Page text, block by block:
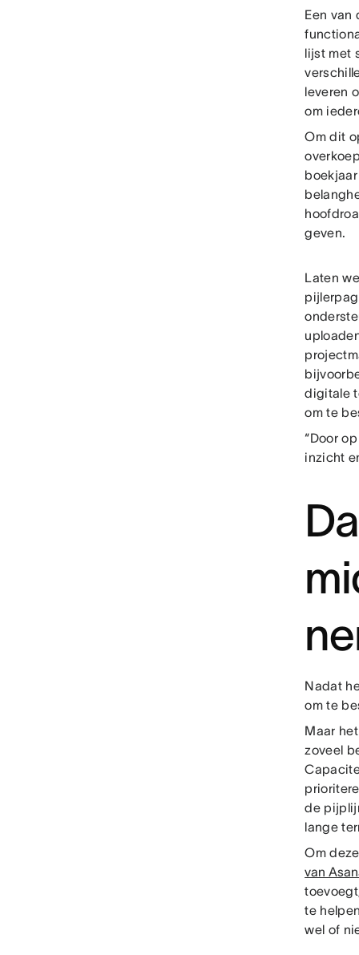
Een van
lijst met
leveren
om
Om dit
geven.
Laten
digitale
om te
“Door
inzicht
Nadat
om te
Maar
zoveel
de
lange
Om
van
te
wel of